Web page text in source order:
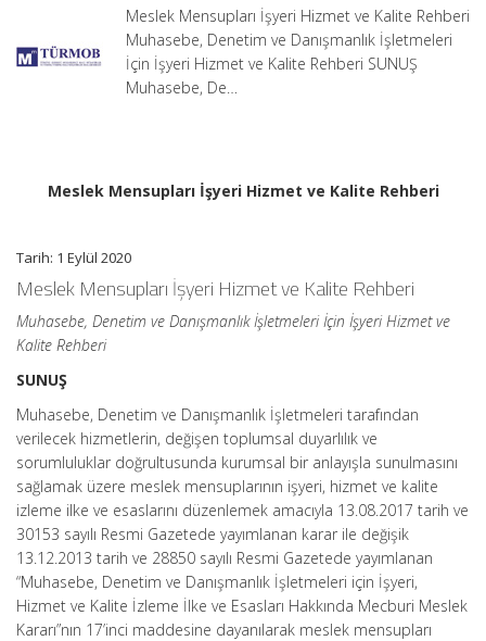
Ortalama
Okuma
Süresi:
dakika
Meslek Mensupları İşyeri Hizmet ve Kalite Rehberi
Muhasebe, Denetim ve Danışmanlık İşletmeleri
İçin İşyeri Hizmet ve Kalite Rehberi SUNUŞ
Muhasebe, De…
Meslek Mensupları İşyeri Hizmet ve Kalite Rehberi
Tarih: 1 Eylül 2020
Meslek Mensupları İşyeri Hizmet ve Kalite Rehberi
Muhasebe, Denetim ve Danışmanlık İşletmeleri İçin İşyeri Hizmet ve
Kalite Rehberi
SUNUŞ
Muhasebe, Denetim ve Danışmanlık İşletmeleri tarafından
verilecek hizmetlerin, değişen toplumsal duyarlılık ve
sorumluluklar doğrultusunda kurumsal bir anlayışla sunulmasını
sağlamak üzere meslek mensuplarının işyeri, hizmet ve kalite
izleme ilke ve esaslarını düzenlemek amacıyla 13.08.2017 tarih ve
30153 sayılı Resmi Gazetede yayımlanan karar ile değişik
13.12.2013 tarih ve 28850 sayılı Resmi Gazetede yayımlanan
“Muhasebe, Denetim ve Danışmanlık İşletmeleri için İşyeri,
Hizmet ve Kalite İzleme İlke ve Esasları Hakkında Mecburi Meslek
Kararı”nın 17’inci maddesine dayanılarak meslek mensupları